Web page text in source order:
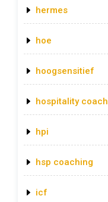
hermes
hoe
hoogsensitief
hospitality coach
hpi
hsp coaching
icf